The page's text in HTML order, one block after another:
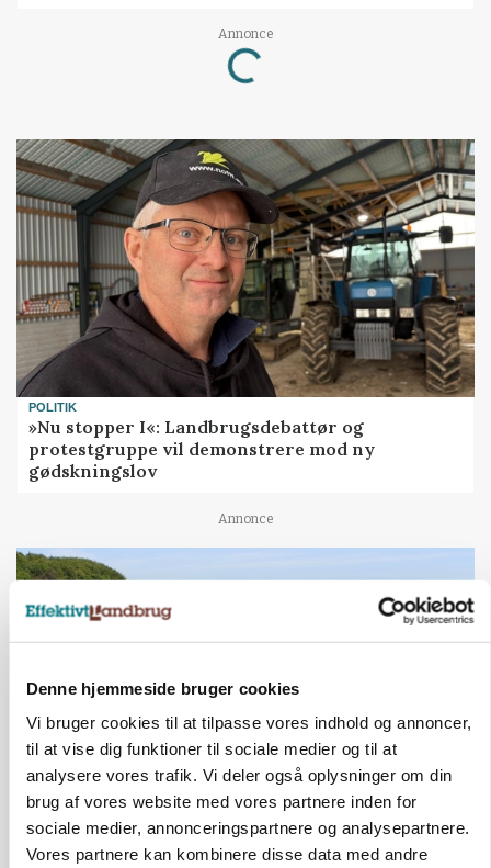
Denne hjemmeside bruger cookies
Vi bruger cookies til at tilpasse vores indhold og annoncer,
til at vise dig funktioner til sociale medier og til at
analysere vores trafik. Vi deler også oplysninger om din
brug af vores website med vores partnere inden for
sociale medier, annonceringspartnere og analysepartnere.
Vores partnere kan kombinere disse data med andre
Annonce
Loading...
POLITIK
»Nu stopper I«: Landbrugsdebattør og
protestgruppe vil demonstrere mod ny
gødskningslov
Annonce
KVÆG
Snart kan man søge tilskud til naturprojekter